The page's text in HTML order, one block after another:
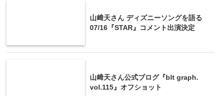
山﨑天さん ディズニーソングを語る
07/16『STAR』コメント出演決定
山﨑天さん公式ブログ『blt graph.
vol.115』オフショット